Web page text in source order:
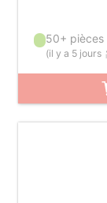
50+ pièces
(il y a 5 jours